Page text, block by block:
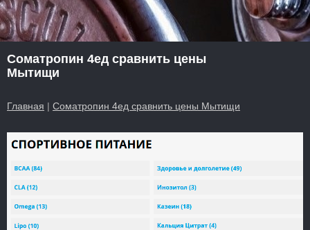
Cоматропин 4ед сравнить цены
Мытищи
Главная | Cоматропин 4ед сравнить цены Мытищи